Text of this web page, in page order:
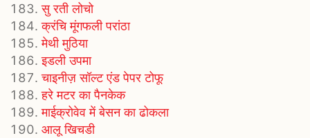
सु रती लोचो
क्रंचि मूंगफली परांठा
मेथी मुठिया
इडली उपमा
चाइनीज़ सॉल्‍ट एंड पेपर टोफू
हरे मटर का पैनकेक
माईक्रोवेव में बेसन का ढोकला
आलू खिचडी